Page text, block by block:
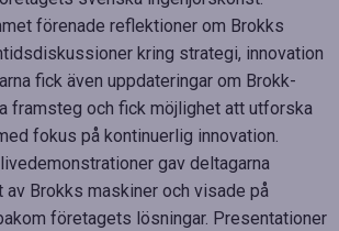
förenade reflektioner om Brokks
kring strategi, innovation
fick även uppdateringar om Brokk-
framsteg och fick möjlighet att utforska
fokus på kontinuerlig innovation.
gav deltagarna
Brokks maskiner och visade på
företagets lösningar. Presentationer